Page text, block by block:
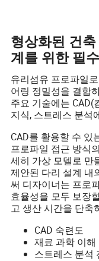
형상화된 건
계를 위한 필
유리섬유 프로파일
어링 정밀성을 결합
주요 기술에는
지식, 스트레스 분석
CAD를 활용할 수 있
프로파일 접근 방식
세히 가상 모델로 만
제안된 다리 설계 내
써 디자이너는 프로
효율성을 모두 보장
고 생산 시간을 단축
CAD 숙련도
재료 과학 이해
스트레스 분석